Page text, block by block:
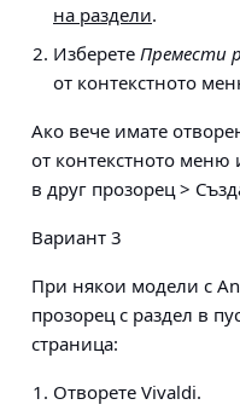
на раздели.
Изберете Премести
от контекстното
Ако вече имате
от контекстното меню
в друг прозорец >
Вариант 3
При някои модели с
прозорец с раздел в
страница:
Отворете Vivaldi.